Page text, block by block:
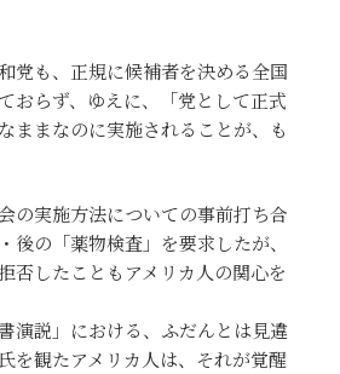
党も、正規に候補者を決める全国
おらず、ゆえに、「党として正式
ままなのに実施されることが、も
の実施方法についての事前打ち合
後の「薬物検査」を要求したが、
否したこともアメリカ人の関心を
演説」における、ふだんとは見違
を観たアメリカ人は、それが覚醒